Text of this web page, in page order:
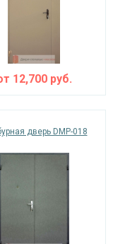
12,700руб.
дверь DMP-018